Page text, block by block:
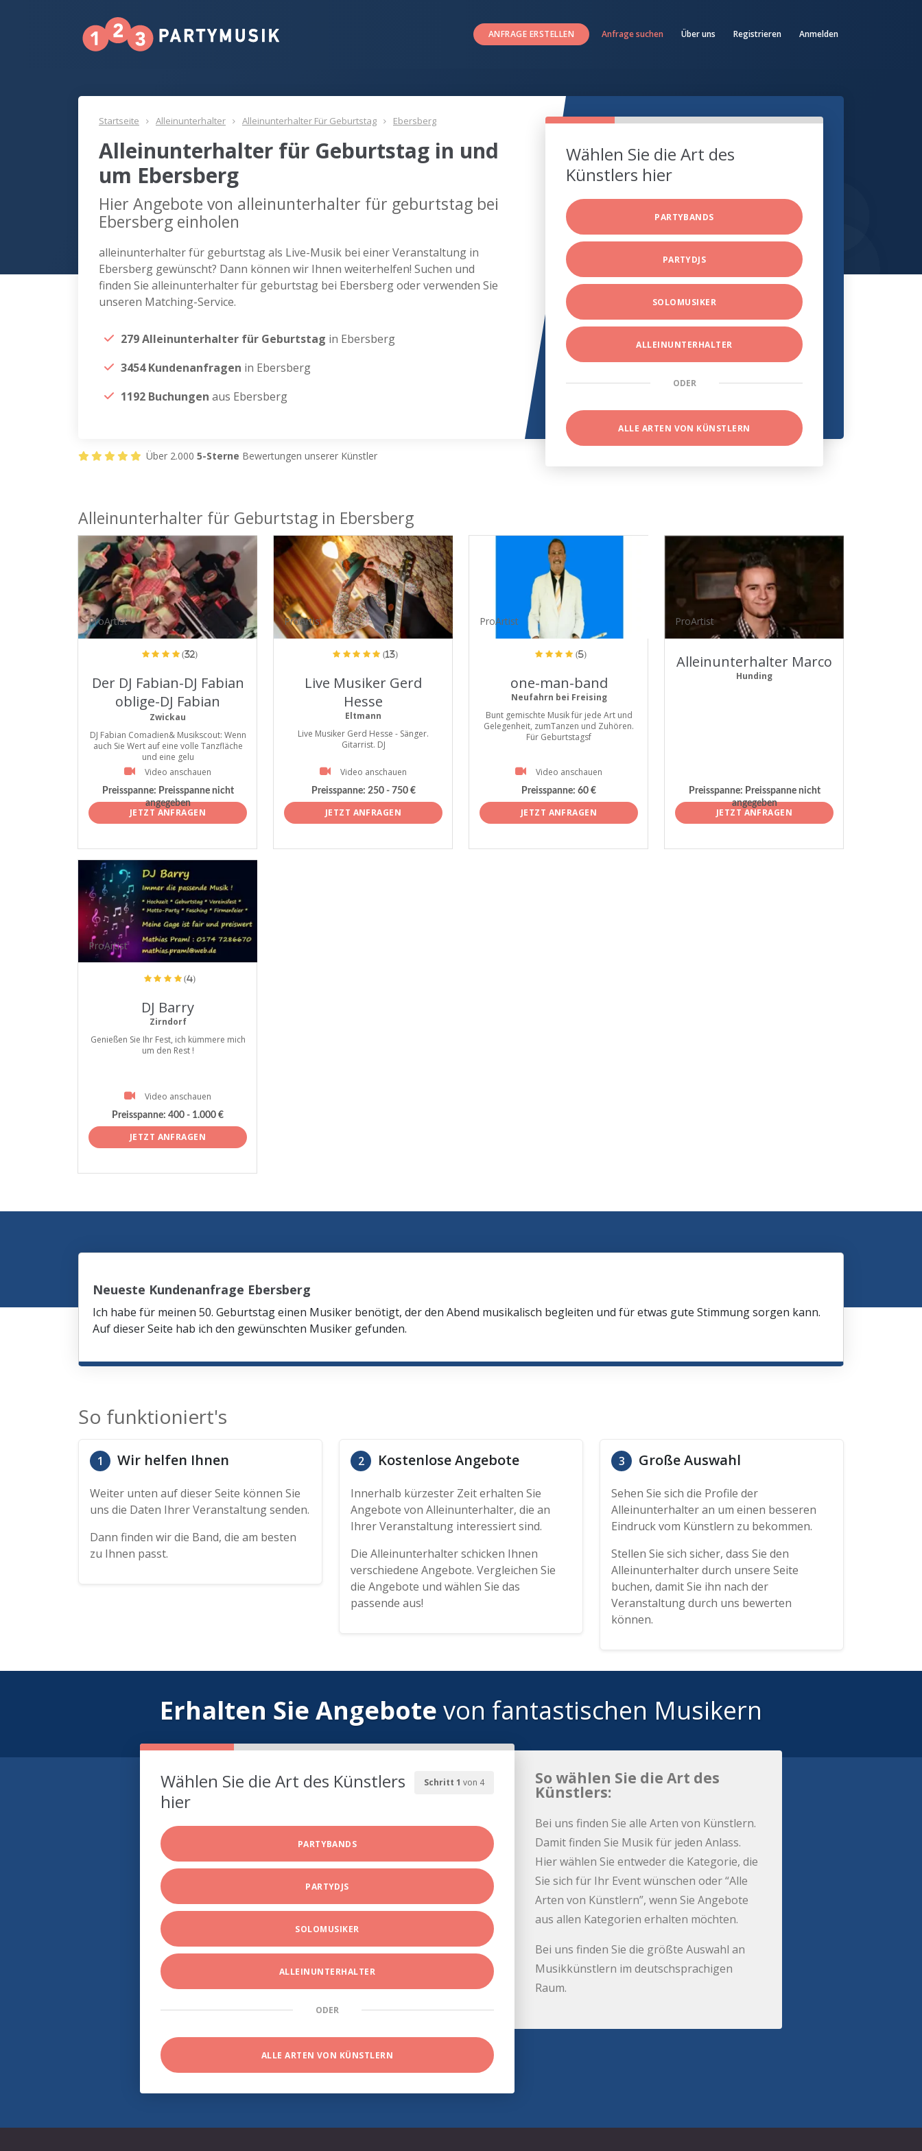
ANFRAGE ERSTELLEN Anfrage suchen Über uns Registrieren Anmelden
Startseite Alleinunterhalter Alleinunterhalter Für Geburtstag Ebersberg
Alleinunterhalter für Geburtstag in und
um Ebersberg
Hier Angebote von alleinunterhalter für geburtstag bei
Ebersberg einholen
alleinunterhalter für geburtstag als Live-Musik bei einer Veranstaltung in
Ebersberg gewünscht? Dann können wir Ihnen weiterhelfen! Suchen und
finden Sie alleinunterhalter für geburtstag bei Ebersberg oder verwenden Sie
unseren Matching-Service.
279 Alleinunterhalter für Geburtstag in Ebersberg
3454 Kundenanfragen in Ebersberg
1192 Buchungen aus Ebersberg
Wählen Sie die Art des
Künstlers hier
PARTYBANDS
PARTYDJS
SOLOMUSIKER
ALLEINUNTERHALTER
ODER
ALLE ARTEN VON KÜNSTLERN
Über 2.000 5-Sterne Bewertungen unserer Künstler
Alleinunterhalter für Geburtstag in Ebersberg
ProArtist
(32)
Der DJ Fabian-DJ Fabian
oblige-DJ Fabian
verpflichtet
Zwickau
DJ Fabian Comadien& Musikscout: Wenn
auch Sie Wert auf eine volle Tanzfläche
und eine gelu
Video anschauen
Preisspanne: Preisspanne nicht
angegeben
JETZT ANFRAGEN
ProArtist
(13)
Live Musiker Gerd
Hesse
Eltmann
Live Musiker Gerd Hesse - Sänger.
Gitarrist. DJ
Video anschauen
Preisspanne: 250 - 750 €
JETZT ANFRAGEN
ProArtist
(5)
one-man-band
Neufahrn bei Freising
Bunt gemischte Musik für jede Art und
Gelegenheit, zumTanzen und Zuhören.
Für Geburtstagsf
Video anschauen
Preisspanne: 60 €
JETZT ANFRAGEN
ProArtist
Alleinunterhalter Marco
Hunding
Preisspanne: Preisspanne nicht
angegeben
JETZT ANFRAGEN
ProArtist
(4)
DJ Barry
Zirndorf
Genießen Sie Ihr Fest, ich kümmere mich
um den Rest !
Video anschauen
Preisspanne: 400 - 1.000 €
JETZT ANFRAGEN
Neueste Kundenanfrage Ebersberg
Ich habe für meinen 50. Geburtstag einen Musiker benötigt, der den Abend musikalisch begleiten und für etwas gute Stimmung sorgen kann.
Auf dieser Seite hab ich den gewünschten Musiker gefunden.
So funktioniert's
1 Wir helfen Ihnen
Weiter unten auf dieser Seite können Sie
uns die Daten Ihrer Veranstaltung senden.
Dann finden wir die Band, die am besten
zu Ihnen passt.
2 Kostenlose Angebote
Innerhalb kürzester Zeit erhalten Sie
Angebote von Alleinunterhalter, die an
Ihrer Veranstaltung interessiert sind.
Die Alleinunterhalter schicken Ihnen
verschiedene Angebote. Vergleichen Sie
die Angebote und wählen Sie das
passende aus!
3 Große Auswahl
Sehen Sie sich die Profile der
Alleinunterhalter an um einen besseren
Eindruck vom Künstlern zu bekommen.
Stellen Sie sich sicher, dass Sie den
Alleinunterhalter durch unsere Seite
buchen, damit Sie ihn nach der
Veranstaltung durch uns bewerten
können.
Erhalten Sie Angebote von fantastischen Musikern
Schritt 1 von 4
Wählen Sie die Art des Künstlers
hier
PARTYBANDS
PARTYDJS
SOLOMUSIKER
ALLEINUNTERHALTER
ODER
ALLE ARTEN VON KÜNSTLERN
So wählen Sie die Art des
Künstlers:
Bei uns finden Sie alle Arten von Künstlern.
Damit finden Sie Musik für jeden Anlass.
Hier wählen Sie entweder die Kategorie, die
Sie sich für Ihr Event wünschen oder “Alle
Arten von Künstlern”, wenn Sie Angebote
aus allen Kategorien erhalten möchten.
Bei uns finden Sie die größte Auswahl an
Musikkünstlern im deutschsprachigen
Raum.